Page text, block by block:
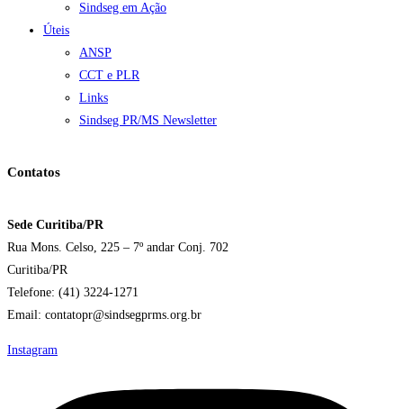
Sindseg em Ação
Úteis
ANSP
CCT e PLR
Links
Sindseg PR/MS Newsletter
Contatos
Sede Curitiba/PR
Rua Mons. Celso, 225 – 7º andar Conj. 702
Curitiba/PR
Telefone: (41) 3224-1271
Email: contatopr@sindsegprms.org.br
Instagram